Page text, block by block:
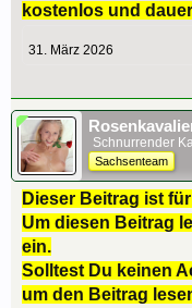
kostenlos und
31. März 2026
Schnurrender
Sachsenteam
Dieser Beitrag ist
Um diesen Beitrag
ein.
Solltest Du keinen
um den Beitrag